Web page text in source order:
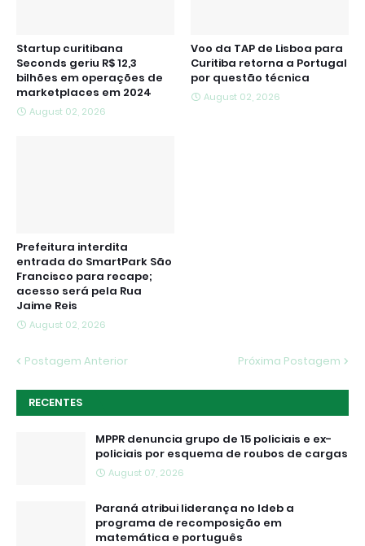
Startup curitibana
Seconds geriu R$ 12,3
bilhões em operações de
marketplaces em 2024
August 02, 2026
Voo da TAP de Lisboa para
Curitiba retorna a Portugal
por questão técnica
August 02, 2026
Prefeitura interdita
entrada do SmartPark São
Francisco para recape;
acesso será pela Rua
Jaime Reis
August 02, 2026
Postagem Anterior Próxima Postagem
RECENTES
MPPR denuncia grupo de 15 policiais e ex-
policiais por esquema de roubos de cargas
August 07, 2026
Paraná atribui liderança no Ideb a
programa de recomposição em
matemática e português